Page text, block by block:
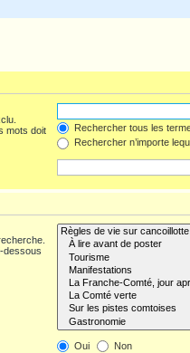
mots doit
Rechercher tous les
Rechercher n’importe
dessous
Oui Non